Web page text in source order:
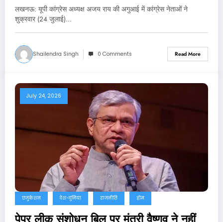
लखनऊ: यूपी कांग्रेस अध्यक्ष अजय राय की अगुआई में कांग्रेस नेताओं ने
शुक्रवार (24 जुलाई)…
Shailendra Singh 0 Comments Read More
July 24, 2026
एजुकेशन देश-दुनिया राजनीति होम